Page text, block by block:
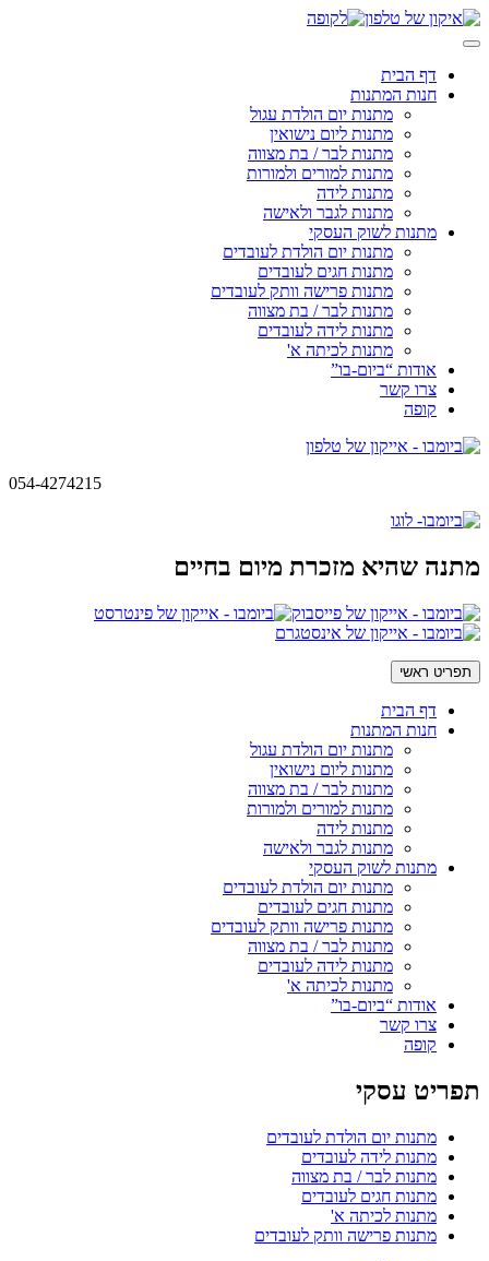
Skip
to
דף הבית
חנות המתנות
מתנות יום הולדת עגול
מתנות ליום נישואין
מתנות לבר / בת מצווה
מתנות למורים ולמורות
מתנות לידה
מתנות לגבר ולאישה
מתנות לשוק העסקי
מתנות יום הולדת לעובדים
מתנות חגים לעובדים
מתנות פרישה וותק לעובדים
מתנות לבר / בת מצווה
מתנות לידה לעובדים
מתנות לכיתה א'
אודות “ביום-בו”
צרו קשר
קופה
054-4274215
מתנה שהיא מזכרת מיום בחיים
תפריט ראשי
דף הבית
חנות המתנות
מתנות יום הולדת עגול
מתנות ליום נישואין
מתנות לבר / בת מצווה
מתנות למורים ולמורות
מתנות לידה
מתנות לגבר ולאישה
מתנות לשוק העסקי
מתנות יום הולדת לעובדים
מתנות חגים לעובדים
מתנות פרישה וותק לעובדים
מתנות לבר / בת מצווה
מתנות לידה לעובדים
מתנות לכיתה א'
אודות “ביום-בו”
צרו קשר
קופה
תפריט עסקי
מתנות יום הולדת לעובדים
מתנות לידה לעובדים
מתנות לבר / בת מצווה
מתנות חגים לעובדים
מתנות לכיתה א'
מתנות פרישה וותק לעובדים